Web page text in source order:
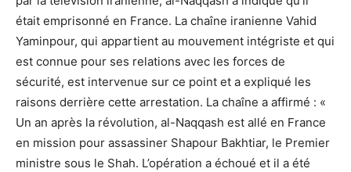
était emprisonné en France. La chaîne iranienne Vahid
Yaminpour, qui appartient au mouvement intégriste et qui
est connue pour ses relations avec les forces de
sécurité, est intervenue sur ce point et a expliqué les
raisons derrière cette arrestation. La chaîne a affirmé : «
Un an après la révolution, al-Naqqash est allé en France
en mission pour assassiner Shapour Bakhtiar, le Premier
ministre sous le Shah. L’opération a échoué et il a été